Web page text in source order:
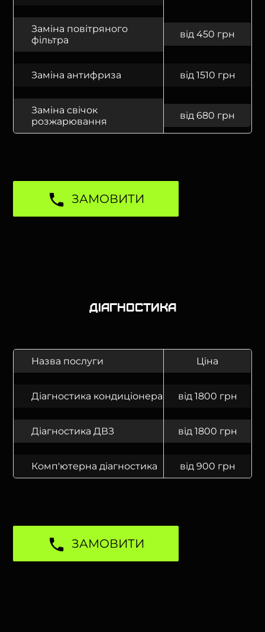
Заміна повітряного
фільтра
від 450 грн
Заміна антифриза від 1510 грн
Заміна свічок
розжарювання
від 680 грн
ЗАМОВИТИ
Діагностика
Назва послуги Ціна
Діагностика кондиціонера від 1800 грн
Діагностика ДВЗ від 1800 грн
Комп'ютерна діагностика від 900 грн
ЗАМОВИТИ